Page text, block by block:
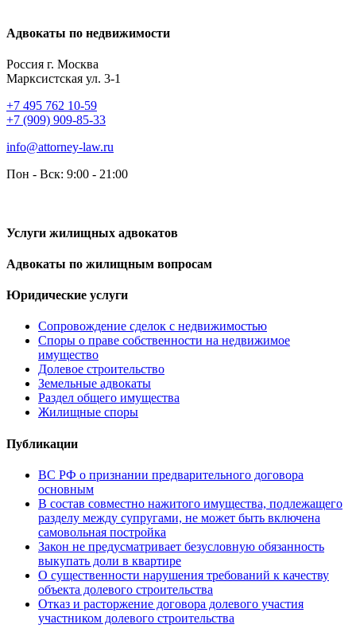
Адвокаты по недвижимости
Россия г. Москва
Марксистская ул. 3-1
+7 495 762 10-59
+7 (909) 909-85-33
info@attorney-law.ru
Пон - Вск: 9:00 - 21:00
Услуги жилищных адвокатов
Адвокаты по жилищным вопросам
Юридические услуги
Сопровождение сделок с недвижимостью
Споры о праве собственности на недвижимое
имущество
Долевое строительство
Земельные адвокаты
Раздел общего имущества
Жилищные споры
Публикации
ВС РФ о признании предварительного договора
основным
В состав совместно нажитого имущества, подлежащего
разделу между супругами, не может быть включена
самовольная постройка
Закон не предусматривает безусловную обязанность
выкупать доли в квартире
О существенности нарушения требований к качеству
объекта долевого строительства
Отказ и расторжение договора долевого участия
участником долевого строительства